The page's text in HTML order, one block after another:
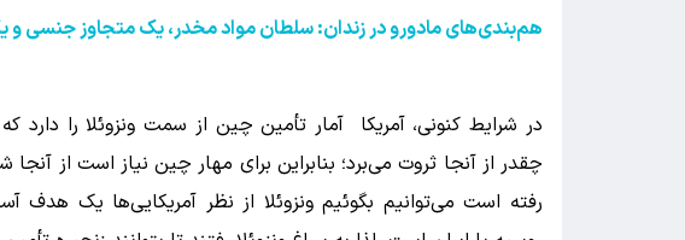
هم‌بندی‌های مادورو در زندان: سلطان مواد مخدر، یک متجاوز جنسی
در شرایط کنونی، آمریکا آمار تأمین چین از سمت ونزوئلا را
چقدر از آنجا ثروت می‌برد؛ بنابراین برای مهار چین نیاز است از آنجا
رفته است می‌توانیم بگوئیم ونزوئلا از نظر آمریکایی‌ها یک